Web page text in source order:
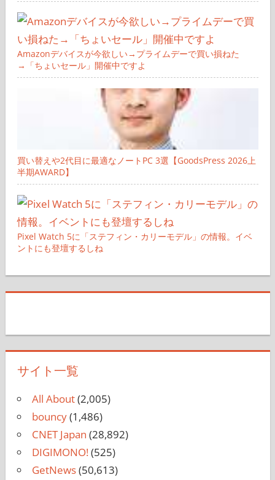
Amazonデバイスが今欲しい→プライムデーで買い損ねた
→「ちょいセール」開催中ですよ
買い替えや2代目に最適なノートPC 3選【GoodsPress 2026上
半期AWARD】
Pixel Watch 5に「ステフィン・カリーモデル」の情報。イベ
ントにも登壇するしね
サイト一覧
All About(2,005)
bouncy(1,486)
CNET Japan (28,892)
DIGIMONO!(525)
GetNews(50,613)